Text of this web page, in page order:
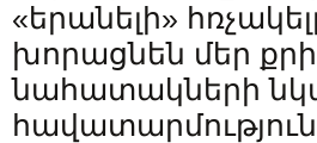
«երանելի»
խորացնեն մեր
նահատակների